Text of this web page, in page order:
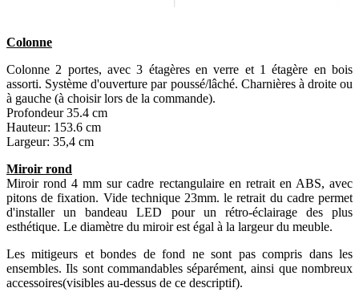
Colonne
Colonne 2 portes, avec 3 étagères en verre et 1 étagère en bois
assorti. Système d'ouverture par poussé/lâché. Charnières à droite ou
à gauche (à choisir lors de la commande).
Profondeur 35.4 cm
Hauteur: 153.6 cm
Largeur: 35,4 cm
Miroir rond
Miroir rond 4 mm sur cadre rectangulaire en retrait en ABS, avec
pitons de fixation. Vide technique 23mm. le retrait du cadre permet
d'installer un bandeau LED pour un rétro-éclairage des plus
esthétique. Le diamètre du miroir est égal à la largeur du meuble.
Les mitigeurs et bondes de fond ne sont pas compris dans les
ensembles. Ils sont commandables séparément, ainsi que nombreux
accessoires(visibles au-dessus de ce descriptif).